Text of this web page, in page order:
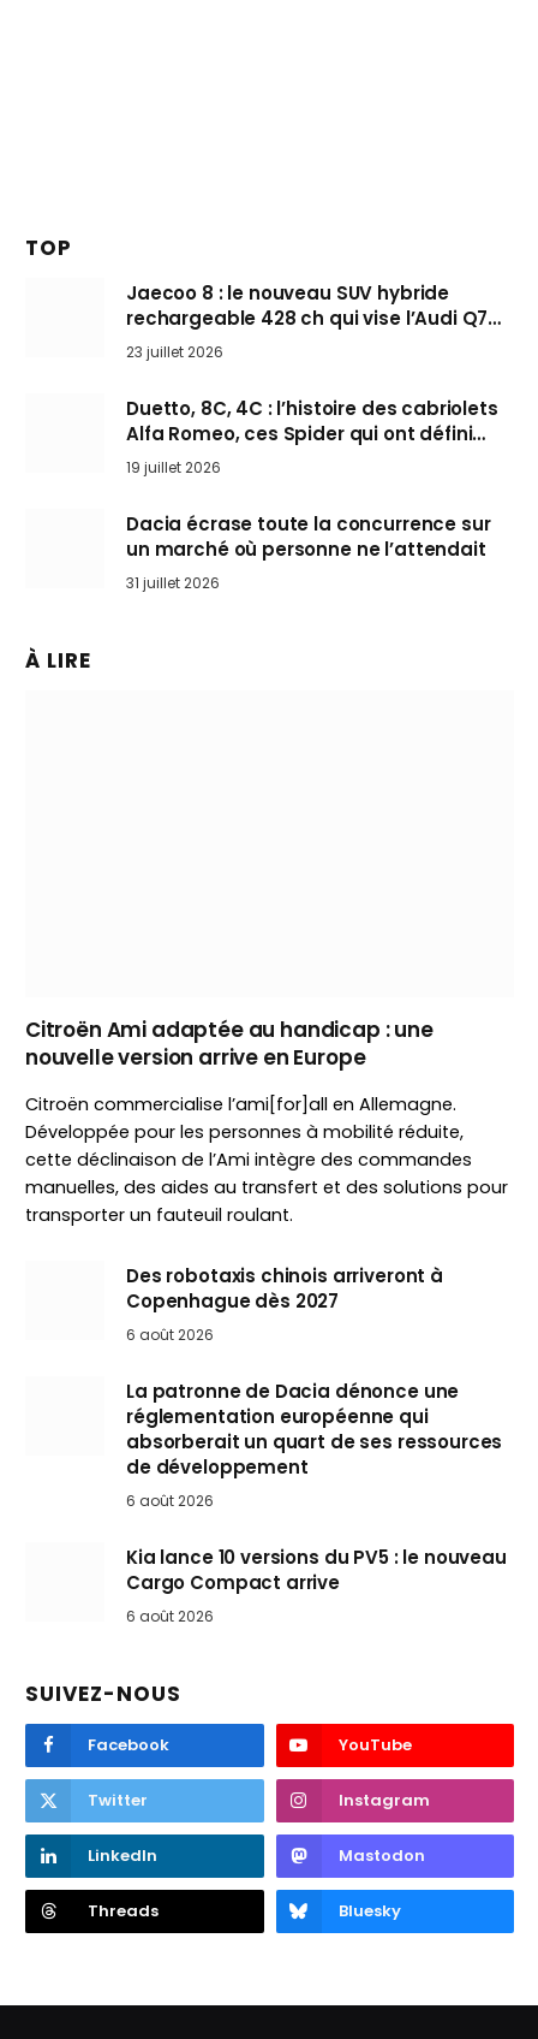
TOP
Jaecoo 8 : le nouveau SUV hybride
rechargeable 428 ch qui vise l’Audi Q7
arrive en Europe cet automne
23 juillet 2026
Duetto, 8C, 4C : l’histoire des cabriolets
Alfa Romeo, ces Spider qui ont défini
l’art de rouler cheveux au vent
19 juillet 2026
Dacia écrase toute la concurrence sur
un marché où personne ne l’attendait
31 juillet 2026
À LIRE
Citroën Ami adaptée au handicap : une
nouvelle version arrive en Europe
Citroën commercialise l’ami[for]all en Allemagne.
Développée pour les personnes à mobilité réduite,
cette déclinaison de l’Ami intègre des commandes
manuelles, des aides au transfert et des solutions pour
transporter un fauteuil roulant.
Des robotaxis chinois arriveront à
Copenhague dès 2027
6 août 2026
La patronne de Dacia dénonce une
réglementation européenne qui
absorberait un quart de ses ressources
de développement
6 août 2026
Kia lance 10 versions du PV5 : le nouveau
Cargo Compact arrive
6 août 2026
SUIVEZ-NOUS
Facebook YouTube
Twitter Instagram
LinkedIn Mastodon
Threads Bluesky